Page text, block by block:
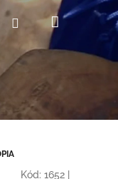
PřihlášeníNákupní
košík
Kód: 1652